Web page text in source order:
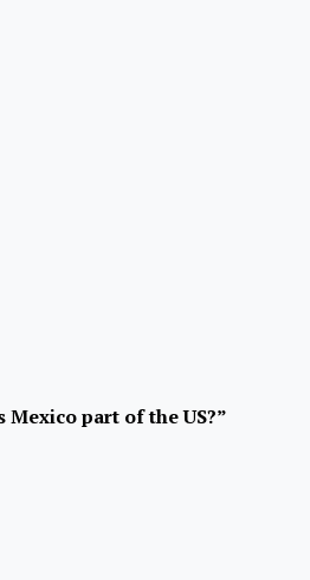
Mexico part of the US?”